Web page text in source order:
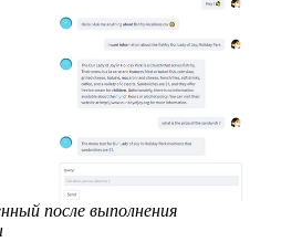
после выполнения